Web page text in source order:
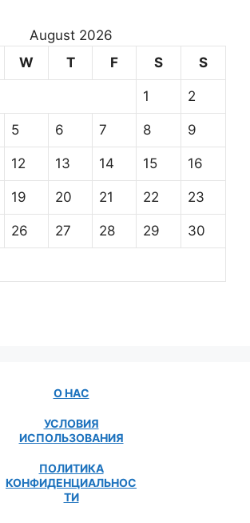
August 2026
W T F S S
1 2
5 6 7 8 9
12 13 14 15 16
19 20 21 22 23
26 27 28 29 30
О НАС
УСЛОВИЯ
ИСПОЛЬЗОВАНИЯ
ПОЛИТИКА
КОНФИДЕНЦИАЛЬНОС
ТИ